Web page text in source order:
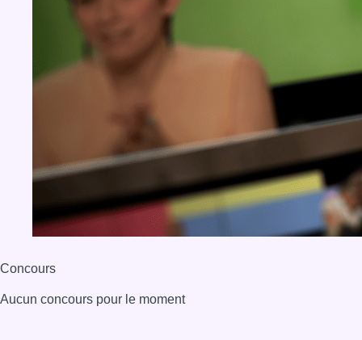
Concours
Aucun concours pour le moment